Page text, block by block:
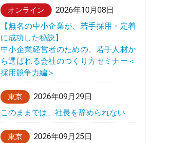
オンライン
2026年10月08日
【無名の中小企業が、若手採用・定着
に成功した秘訣】
中小企業経営者のための、若手人材か
ら選ばれる会社のつくり方セミナー＜
採用競争力編＞
東京
2026年09月29日
このままでは、社長を辞められない
東京
2026年09月25日